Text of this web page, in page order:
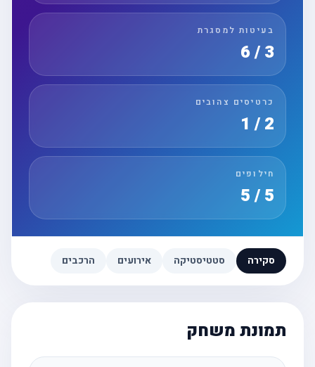
בעיטות למסגרת
3 / 6
כרטיסים צהובים
חילופים
סקירה סטטיסטיקה אירועים הרכבים
תמונת משחק